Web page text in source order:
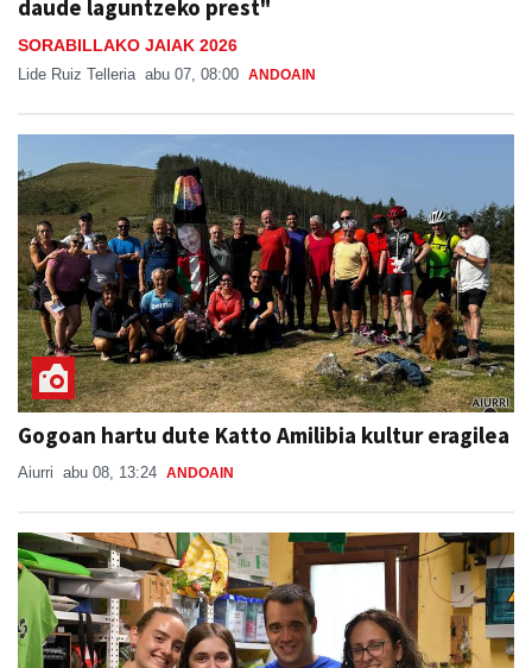
daude laguntzeko prest"
SORABILLAKO JAIAK 2026
Lide Ruiz Telleria abu 07, 08:00 ANDOAIN
Gogoan hartu dute Katto Amilibia kultur eragilea
Aiurri abu 08, 13:24 ANDOAIN